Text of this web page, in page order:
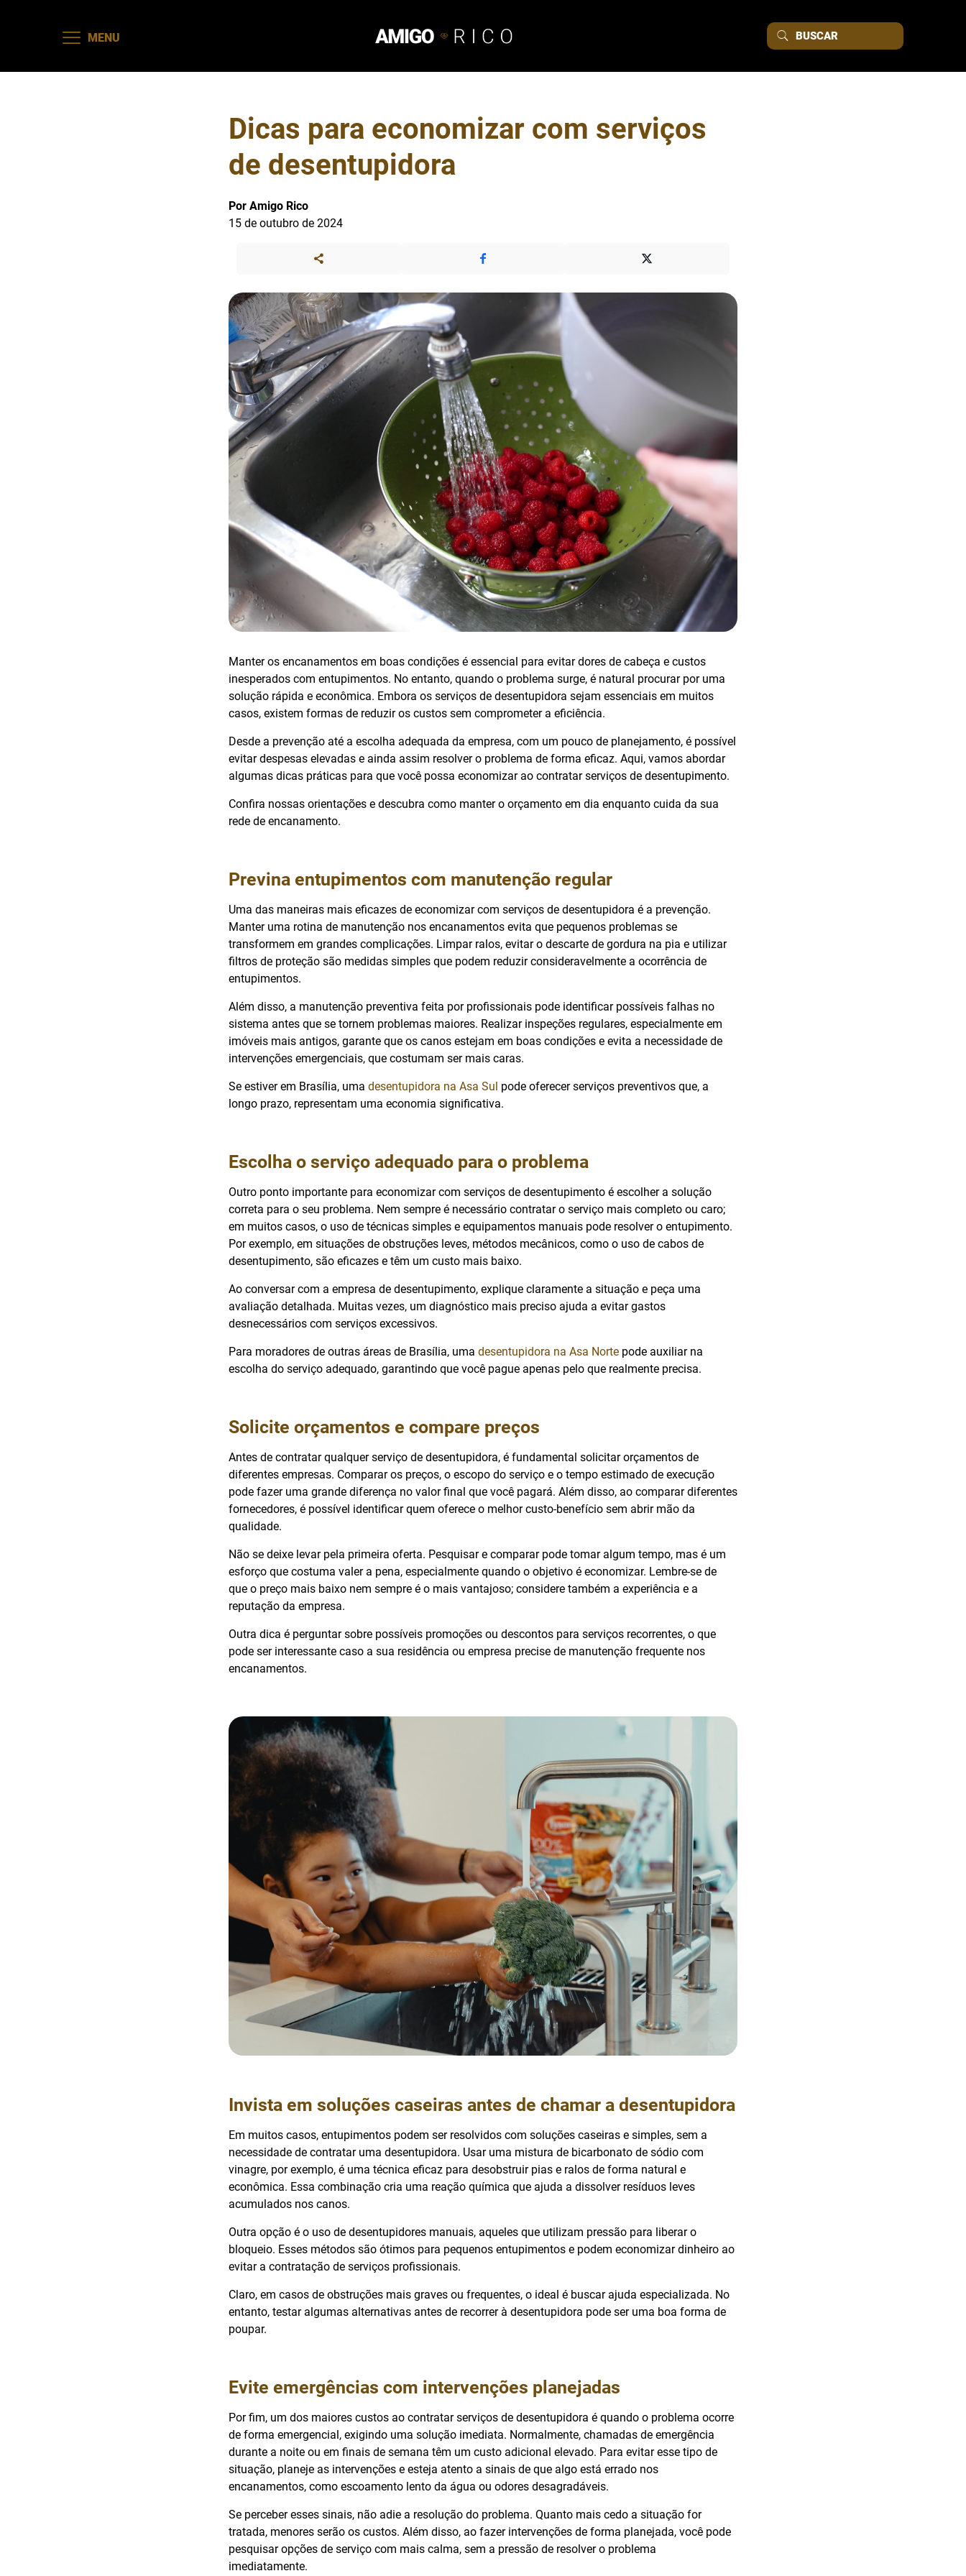
MENU
Dicas para economizar com serviços
de desentupidora
Por Amigo Rico
15 de outubro de 2024
Manter os encanamentos em boas condições é essencial para evitar dores de cabeça e custos
inesperados com entupimentos. No entanto, quando o problema surge, é natural procurar por uma
solução rápida e econômica. Embora os serviços de desentupidora sejam essenciais em muitos
casos, existem formas de reduzir os custos sem comprometer a eficiência.
Desde a prevenção até a escolha adequada da empresa, com um pouco de planejamento, é possível
evitar despesas elevadas e ainda assim resolver o problema de forma eficaz. Aqui, vamos abordar
algumas dicas práticas para que você possa economizar ao contratar serviços de desentupimento.
Confira nossas orientações e descubra como manter o orçamento em dia enquanto cuida da sua
rede de encanamento.
Previna entupimentos com manutenção regular
Uma das maneiras mais eficazes de economizar com serviços de desentupidora é a prevenção.
Manter uma rotina de manutenção nos encanamentos evita que pequenos problemas se
transformem em grandes complicações. Limpar ralos, evitar o descarte de gordura na pia e utilizar
filtros de proteção são medidas simples que podem reduzir consideravelmente a ocorrência de
entupimentos.
Além disso, a manutenção preventiva feita por profissionais pode identificar possíveis falhas no
sistema antes que se tornem problemas maiores. Realizar inspeções regulares, especialmente em
imóveis mais antigos, garante que os canos estejam em boas condições e evita a necessidade de
intervenções emergenciais, que costumam ser mais caras.
Se estiver em Brasília, uma desentupidora na Asa Sul pode oferecer serviços preventivos que, a
longo prazo, representam uma economia significativa.
Escolha o serviço adequado para o problema
Outro ponto importante para economizar com serviços de desentupimento é escolher a solução
correta para o seu problema. Nem sempre é necessário contratar o serviço mais completo ou caro;
em muitos casos, o uso de técnicas simples e equipamentos manuais pode resolver o entupimento.
Por exemplo, em situações de obstruções leves, métodos mecânicos, como o uso de cabos de
desentupimento, são eficazes e têm um custo mais baixo.
Ao conversar com a empresa de desentupimento, explique claramente a situação e peça uma
avaliação detalhada. Muitas vezes, um diagnóstico mais preciso ajuda a evitar gastos
desnecessários com serviços excessivos.
Para moradores de outras áreas de Brasília, uma desentupidora na Asa Norte pode auxiliar na
escolha do serviço adequado, garantindo que você pague apenas pelo que realmente precisa.
Solicite orçamentos e compare preços
Antes de contratar qualquer serviço de desentupidora, é fundamental solicitar orçamentos de
diferentes empresas. Comparar os preços, o escopo do serviço e o tempo estimado de execução
pode fazer uma grande diferença no valor final que você pagará. Além disso, ao comparar diferentes
fornecedores, é possível identificar quem oferece o melhor custo-benefício sem abrir mão da
qualidade.
Não se deixe levar pela primeira oferta. Pesquisar e comparar pode tomar algum tempo, mas é um
esforço que costuma valer a pena, especialmente quando o objetivo é economizar. Lembre-se de
que o preço mais baixo nem sempre é o mais vantajoso; considere também a experiência e a
reputação da empresa.
Outra dica é perguntar sobre possíveis promoções ou descontos para serviços recorrentes, o que
pode ser interessante caso a sua residência ou empresa precise de manutenção frequente nos
encanamentos.
Invista em soluções caseiras antes de chamar a desentupidora
Em muitos casos, entupimentos podem ser resolvidos com soluções caseiras e simples, sem a
necessidade de contratar uma desentupidora. Usar uma mistura de bicarbonato de sódio com
vinagre, por exemplo, é uma técnica eficaz para desobstruir pias e ralos de forma natural e
econômica. Essa combinação cria uma reação química que ajuda a dissolver resíduos leves
acumulados nos canos.
Outra opção é o uso de desentupidores manuais, aqueles que utilizam pressão para liberar o
bloqueio. Esses métodos são ótimos para pequenos entupimentos e podem economizar dinheiro ao
evitar a contratação de serviços profissionais.
Claro, em casos de obstruções mais graves ou frequentes, o ideal é buscar ajuda especializada. No
entanto, testar algumas alternativas antes de recorrer à desentupidora pode ser uma boa forma de
poupar.
Evite emergências com intervenções planejadas
Por fim, um dos maiores custos ao contratar serviços de desentupidora é quando o problema ocorre
de forma emergencial, exigindo uma solução imediata. Normalmente, chamadas de emergência
durante a noite ou em finais de semana têm um custo adicional elevado. Para evitar esse tipo de
situação, planeje as intervenções e esteja atento a sinais de que algo está errado nos
encanamentos, como escoamento lento da água ou odores desagradáveis.
Se perceber esses sinais, não adie a resolução do problema. Quanto mais cedo a situação for
tratada, menores serão os custos. Além disso, ao fazer intervenções de forma planejada, você pode
pesquisar opções de serviço com mais calma, sem a pressão de resolver o problema
imediatamente.